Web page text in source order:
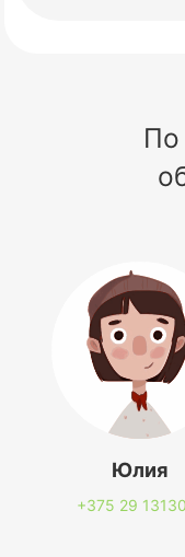
По
Юлия
+375 29